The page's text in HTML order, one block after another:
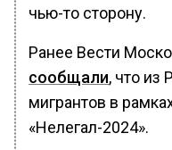
чью-то сторону.
Ранее Вести
сообщали, что из
мигрантов в
«Нелегал-2024».